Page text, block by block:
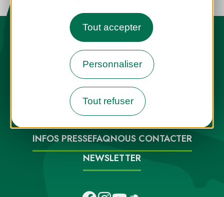
Tout accepter
Personnaliser
Tout refuser
Destination Parcs, de l’inspiration en
toute saison
INFOS PRESSEFAQNOUS CONTACTER
NEWSLETTER